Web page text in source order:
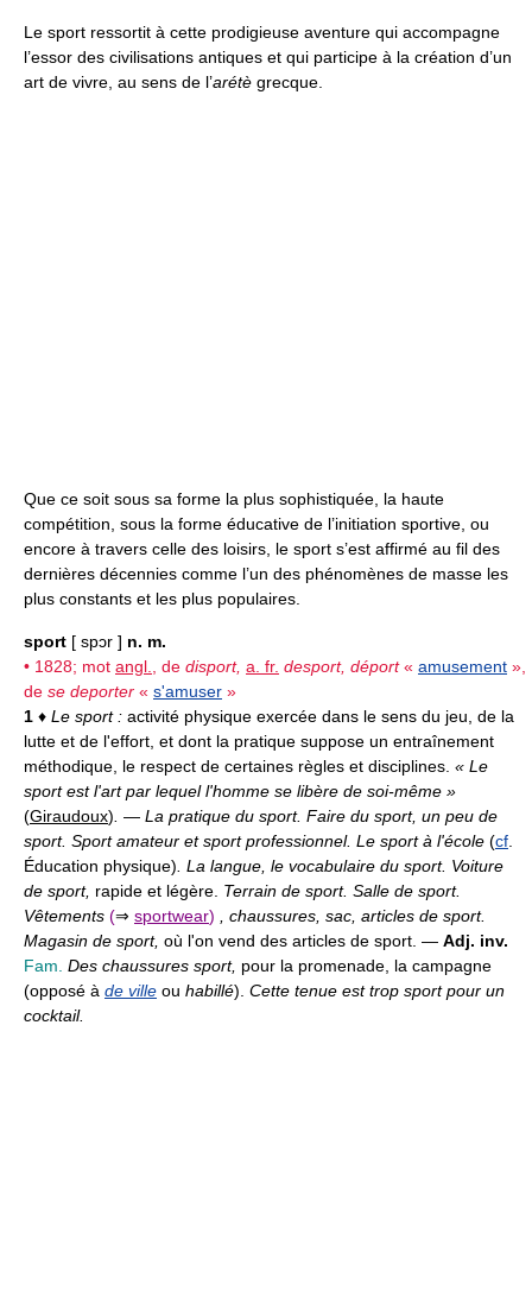
Le sport ressortit à cette prodigieuse aventure qui accompagne
l’essor des civilisations antiques et qui participe à la création d’un
art de vivre, au sens de l’arétè grecque.
Que ce soit sous sa forme la plus sophistiquée, la haute
compétition, sous la forme éducative de l’initiation sportive, ou
encore à travers celle des loisirs, le sport s’est affirmé au fil des
dernières décennies comme l’un des phénomènes de masse les
plus constants et les plus populaires.
sport [ spɔr ] n. m.
• 1828; mot angl. , de disport, a. fr. desport, déport« amusement »,
de se deporter « s'amuser »
1 ♦ Le sport : activité physique exercée dans le sens du jeu, de la
lutte et de l'effort, et dont la pratique suppose un entraînement
méthodique, le respect de certaines règles et disciplines. « Le
sport est l'art par lequel l'homme se libère de soi-même »
(Giraudoux) — La pratique du sport. Faire du sport, un peu de
sport. Sport amateur et sport professionnel. Le sport à l'école (cf
Éducation physique) . La langue, le vocabulaire du sport. Voiture
de sport, rapide et légère. Terrain de sport. Salle de sport.
Vêtements (⇒ sportwear) , chaussures, sac, articles de sport.
Magasin de sport, où l'on vend des articles de sport. — Adj. inv.
Fam. Des chaussures sport, pour la promenade, la campagne
(opposé à de ville ou habillé). Cette tenue est trop sport pour un
cocktail.